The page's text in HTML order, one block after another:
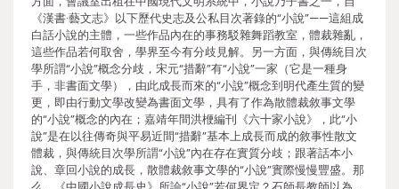
《漢書·藝文志》以下歷代史志及公私目次著錄的“小說”——這組成
白話小說的主體，一些作品內在的事務駁雜舞蹈教室，體裁雜亂，
這些作品若何取舍，學界至今有分歧見解。另一方面，與傳統目次
學所謂“小說”概念分歧，宋元“措辭”有“小說”一家（它是一種身
手，非書面文學），由此成長而來的“小說”概念到明代產生質的變
更，即由行動文學改變為書面文學，具有了作為散體裁敘事文學
的“小說”概念的內在；嘉靖年間洪楩編刊《六十家小說》，此“小
說”是在以往傳奇與平易近間“措辭”基本上成長而成的敘事性散文
體裁，與傳統目次學所謂“小說”內在存在實質分歧；跟著話本小
說、章回小說的成長，散體裁敘事文學的“小說”實際慢慢豐盛。那